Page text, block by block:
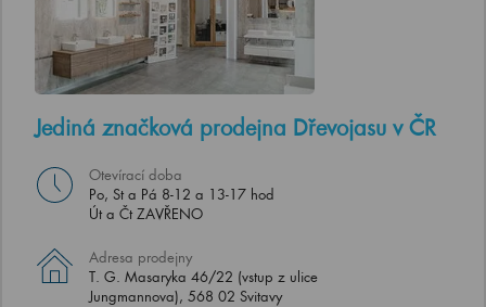
Jediná značková prodejna Dřevojasu v ČR
Otevírací doba
Po, St a Pá 8-12 a 13-17 hod
Út a Čt ZAVŘENO
Adresa prodejny
T. G. Masaryka 46/22 (vstup z ulice
Jungmannova), 568 02 Svitavy